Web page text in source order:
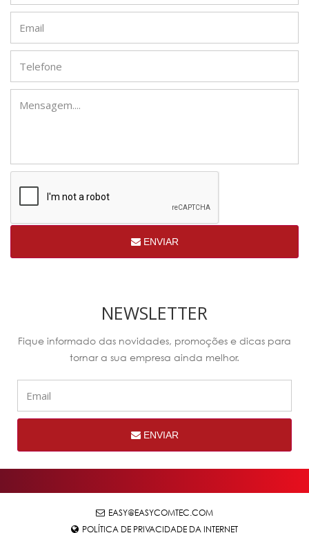
ENVIAR
NEWSLETTER
Fique informado das novidades, promoções e dicas para
tornar a sua empresa ainda melhor.
ENVIAR
EASY@EASYCOMTEC.COM
POLÍTICA DE PRIVACIDADE DA INTERNET